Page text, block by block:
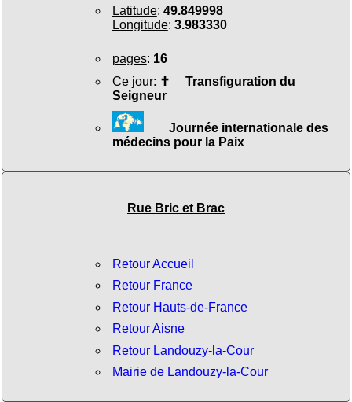
Latitude: 49.849998
Longitude: 3.983330
pages: 16
Ce jour: ✝ Transfiguration du
Seigneur
Journée internationale des
médecins pour la Paix
Rue Bric et Brac
Retour Accueil
Retour France
Retour Hauts-de-France
Retour Aisne
Retour Landouzy-la-Cour
Mairie de Landouzy-la-Cour